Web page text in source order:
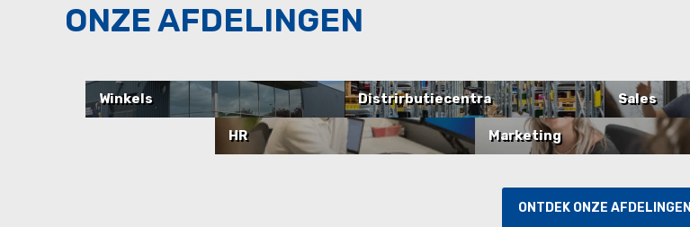
ONZE AFDELINGEN
Winkels Distrirbutiecentra Sales
HR Marketing
ONTDEK ONZE AFDELINGEN